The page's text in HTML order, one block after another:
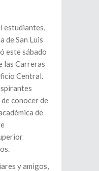
estudiantes,
de San Luis
este sábado
las Carreras
Central.
conocer de
de
y amigos,